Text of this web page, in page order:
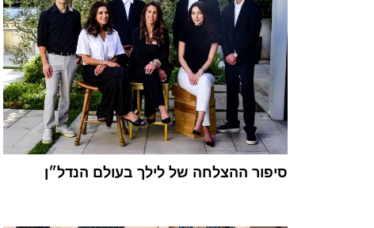
סיפור ההצלחה של לילך בעולם הנדל״ן